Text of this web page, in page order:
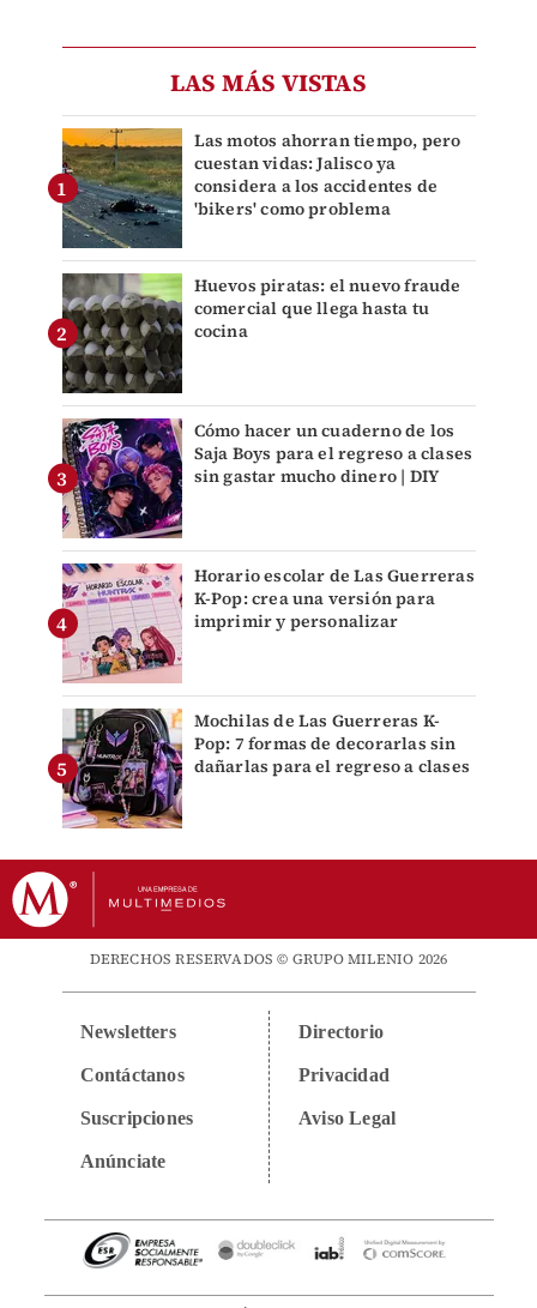
LAS MÁS VISTAS
Las motos ahorran tiempo, pero
cuestan vidas: Jalisco ya
considera a los accidentes de
'bikers' como problema
Huevos piratas: el nuevo fraude
comercial que llega hasta tu
cocina
Cómo hacer un cuaderno de los
Saja Boys para el regreso a clases
sin gastar mucho dinero | DIY
Horario escolar de Las Guerreras
K-Pop: crea una versión para
imprimir y personalizar
Mochilas de Las Guerreras K-
Pop: 7 formas de decorarlas sin
dañarlas para el regreso a clases
DERECHOS RESERVADOS © GRUPO MILENIO 2026
Newsletters
Contáctanos
Suscripciones
Anúnciate
Directorio
Privacidad
Aviso Legal